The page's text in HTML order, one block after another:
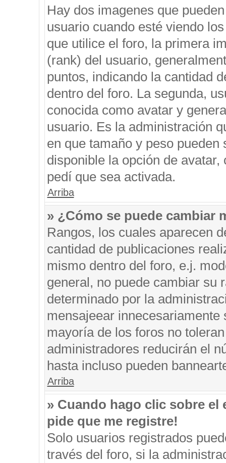
Hay dos imagenes que
usuario cuando esté viendo
que utilice el foro, la primera
(rank) del usuario,
puntos, indicando la cantidad
dentro del foro. La segunda,
conocida como avatar y
usuario. Es la administración
en que tamaño y peso
disponible la opción de
pedí que sea activada.
Arriba
» ¿Cómo se puede cambiar
Rangos, los cuales aparecen
cantidad de publicaciones
mismo dentro del foro, e.j.
general, no puede cambiar su
determinado por la
mensajeear
mayoría de los foros no
administradores reducirán el
hasta incluso pueden
Arriba
» Cuando hago clic sobre el
pide que me registre!
Solo usuarios registrados
través del foro, si la